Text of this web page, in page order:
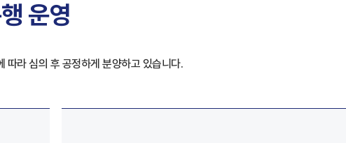
운영
따라 심의 후 공정하게 분양하고 있습니다.